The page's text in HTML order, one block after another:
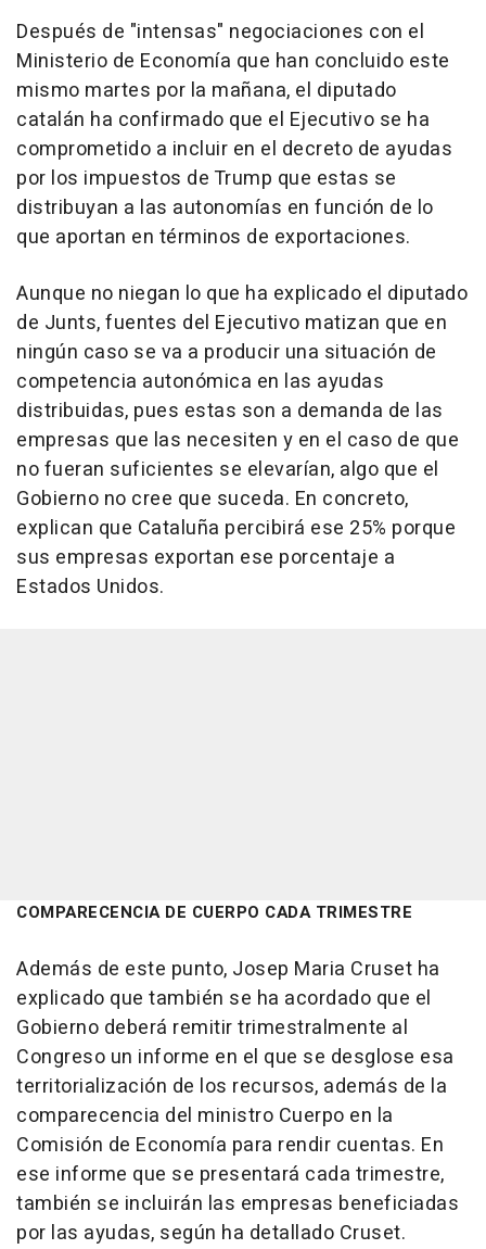
Después de "intensas" negociaciones con el
Ministerio de Economía que han concluido este
mismo martes por la mañana, el diputado
catalán ha confirmado que el Ejecutivo se ha
comprometido a incluir en el decreto de ayudas
por los impuestos de Trump que estas se
distribuyan a las autonomías en función de lo
que aportan en términos de exportaciones.
Aunque no niegan lo que ha explicado el diputado
de Junts, fuentes del Ejecutivo matizan que en
ningún caso se va a producir una situación de
competencia autonómica en las ayudas
distribuidas, pues estas son a demanda de las
empresas que las necesiten y en el caso de que
no fueran suficientes se elevarían, algo que el
Gobierno no cree que suceda. En concreto,
explican que Cataluña percibirá ese 25% porque
sus empresas exportan ese porcentaje a
Estados Unidos.
COMPARECENCIA DE CUERPO CADA TRIMESTRE
Además de este punto, Josep Maria Cruset ha
explicado que también se ha acordado que el
Gobierno deberá remitir trimestralmente al
Congreso un informe en el que se desglose esa
territorialización de los recursos, además de la
comparecencia del ministro Cuerpo en la
Comisión de Economía para rendir cuentas. En
ese informe que se presentará cada trimestre,
también se incluirán las empresas beneficiadas
por las ayudas, según ha detallado Cruset.